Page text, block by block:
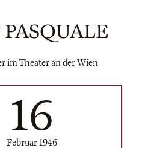
im Theater an der Wien
16
Februar 1946